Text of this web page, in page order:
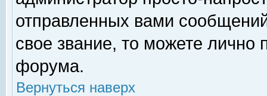
отправленных вами
свое звание, то можете лично
форума.
Вернуться наверх